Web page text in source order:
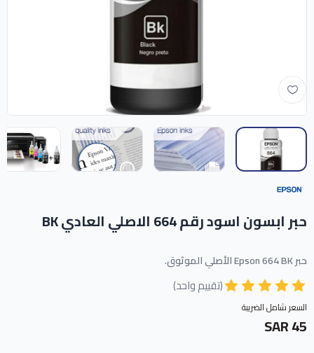
حبر ابسون اسود رقم 664 الاصلي العادي BK
حبر Epson 664 BK الأصلي الموثوق.
(تقييم واحد)
السعر شامل الضريبة
45 SAR